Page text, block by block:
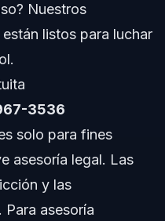
Migratorios
Su Caso
en el Precio
Nacional
Nuestros
listos para luchar
3536
solo para fines
asesoría legal. Las
y las
asesoría